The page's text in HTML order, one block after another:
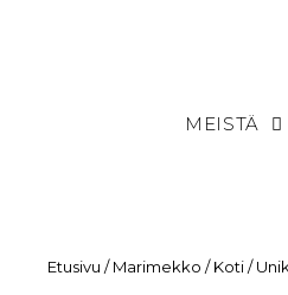
MEISTÄ
Etusivu /Marimekko /Koti/